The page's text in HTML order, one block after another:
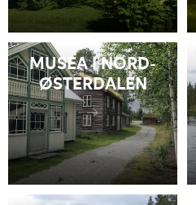
MUSEA I NORD-
ØSTERDALEN